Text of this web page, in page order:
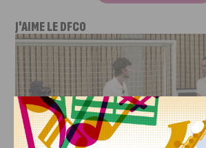
J'AIME LE DFCO